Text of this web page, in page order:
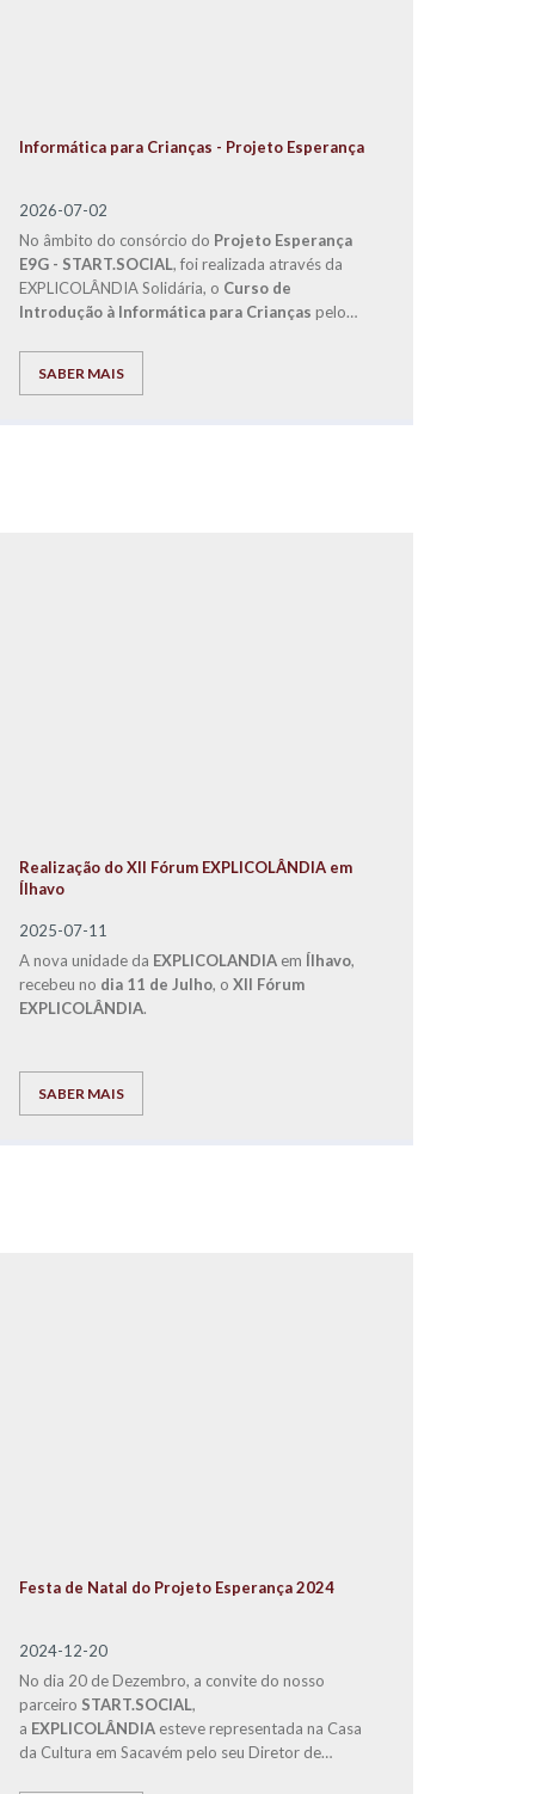
Informática para Crianças - Projeto Esperança
2026-07-02
No âmbito do consórcio do Projeto Esperança
E9G - START.SOCIAL, foi realizada através da
EXPLICOLÂNDIA Solidária, o Curso de
Introdução à Informática para Crianças pelo
SABER MAIS
Realização do XII Fórum EXPLICOLÂNDIA em
Ílhavo
2025-07-11
A nova unidade da EXPLICOLANDIA em Ílhavo,
recebeu no dia 11 de Julho, o XII Fórum
EXPLICOLÂNDIA.
SABER MAIS
Festa de Natal do Projeto Esperança 2024
2024-12-20
No dia 20 de Dezembro, a convite do nosso
parceiro START.SOCIAL,
a EXPLICOLÂNDIA esteve representada na Casa
da Cultura em Sacavém pelo seu Diretor de